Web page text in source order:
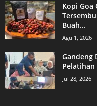
Kopi Goa
Buah...
Agu 1, 2026
Gandeng
Pelatihan
Jul 28, 2026